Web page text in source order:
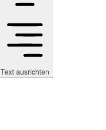
Text ausrichten